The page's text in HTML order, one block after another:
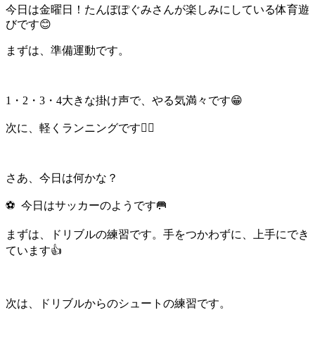
今日は金曜日！たんぽぽぐみさんが楽しみにしている体育遊
びです😊
まずは、準備運動です。
1・2・3・4大きな掛け声で、やる気満々です😁
次に、軽くランニングです🏃‍♀️
さあ、今日は何かな？
⚽️ 今日はサッカーのようです🥅
まずは、ドリブルの練習です。手をつかわずに、上手にでき
ています👍
次は、ドリブルからのシュートの練習です。